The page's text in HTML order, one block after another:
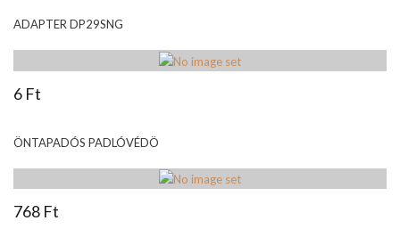
ADAPTER DP29SNG
6 Ft
ÖNTAPADÓS PADLÓVÉDÖ
768 Ft